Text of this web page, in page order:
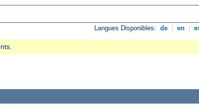
Langues Disponibles: de en